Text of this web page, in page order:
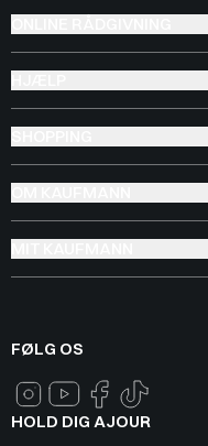
FØLG OS
HOLD DIG AJOUR